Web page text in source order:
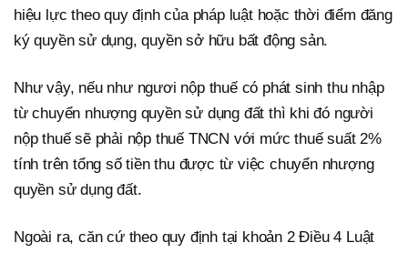
hiệu lực theo quy định của pháp luật hoặc thời điểm đăng
ký quyền sử dụng, quyền sở hữu bất động sản.
Như vậy, nếu như ngươi nộp thuế có phát sinh thu nhập
từ chuyển nhượng quyền sử dụng đất thì khi đó người
nộp thuế sẽ phải nộp thuế TNCN với mức thuế suất 2%
tính trên tổng số tiền thu được từ việc chuyển nhượng
quyền sử dụng đất.
Ngoài ra, căn cứ theo quy định tại khoản 2 Điều 4 Luật